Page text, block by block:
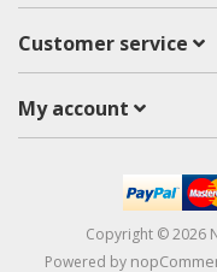
Customer service
My account
Copyright © 2026
Powered by